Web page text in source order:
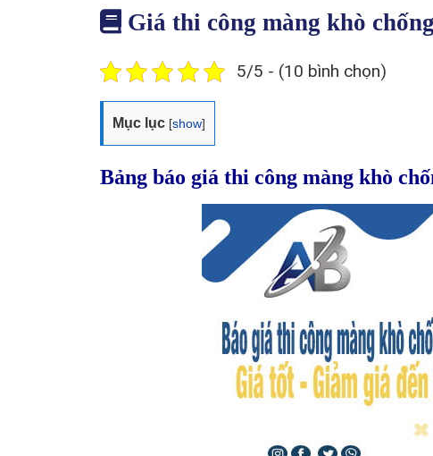
Giá thi công màng khò
5/5 - (10 bình chọn)
Mục lục [show]
Bảng báo giá thi công màng khò